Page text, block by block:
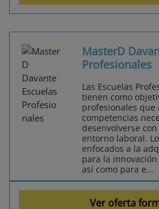
MasterD
Profesionales
Las Escuelas
tienen como
profesionales que
competencias
desenvolverse
entorno laboral.
enfocados a la
para la
así como para e...
Ver oferta